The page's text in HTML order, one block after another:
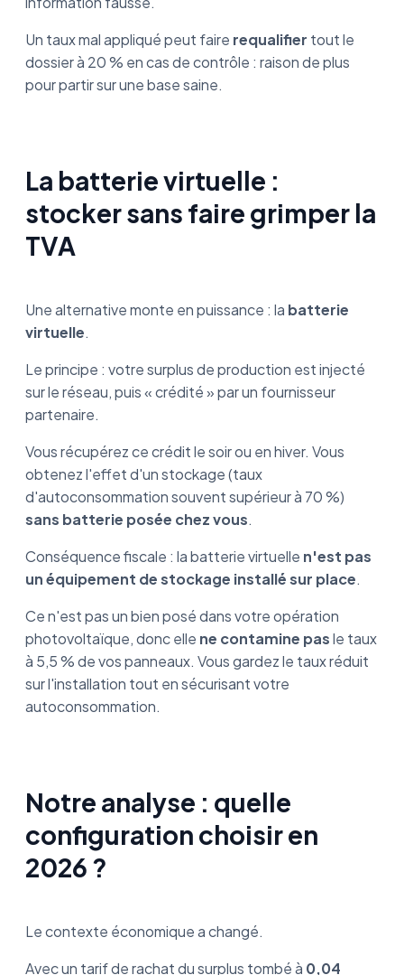
Un taux mal appliqué peut faire requalifier tout le
dossier à 20 % en cas de contrôle : raison de plus
pour partir sur une base saine.
La batterie virtuelle :
stocker sans faire grimper la
TVA
Une alternative monte en puissance : la batterie
virtuelle.
Le principe : votre surplus de production est injecté
sur le réseau, puis « crédité » par un fournisseur
partenaire.
Vous récupérez ce crédit le soir ou en hiver. Vous
obtenez l'effet d'un stockage (taux
d'autoconsommation souvent supérieur à 70 %)
sans batterie posée chez vous.
Conséquence fiscale : la batterie virtuelle n'est pas
un équipement de stockage installé sur place.
Ce n'est pas un bien posé dans votre opération
photovoltaïque, donc elle ne contamine pasle taux
à 5,5 % de vos panneaux. Vous gardez le taux réduit
sur l'installation tout en sécurisant votre
autoconsommation.
Notre analyse : quelle
configuration choisir en
2026 ?
Le contexte économique a changé.
Avec un tarif de rachat du surplus tombé à 0,04